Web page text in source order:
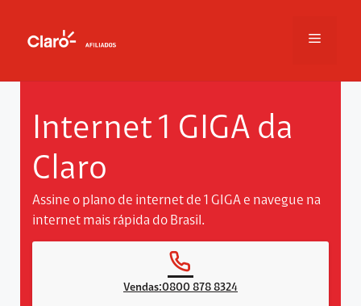
Menu
Internet 1 GIGA da
Claro
Assine o plano de internet de 1 GIGA e navegue na
internet mais rápida do Brasil.
Vendas:0800 878 8324